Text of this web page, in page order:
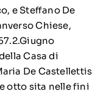
e Steffano De
Chiese,
Casa di
De Castellettis
otto sita nelle fini